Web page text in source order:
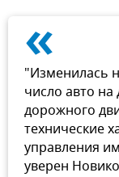
«
"Изменилась
число авто на
дорожного
технические
управления
уверен